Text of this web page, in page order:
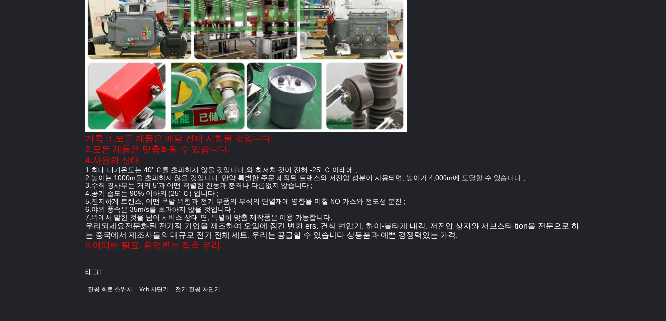
기록 :1.모든 제품은 배달 전에 시험될 것입니다.
2.모든 제품은 맞춤화될 수 있습니다.
4.사용의 상태
1.최대 대기온도는 40' Ｃ를 초과하지 않을 것입니다,와 최저치 것이 전혀 -25' Ｃ 아래에 ;
2.높이는 1000m을 초과하지 않을 것입니다. 만약 특별한 주문 제작된 트랜스와 저전압 성분이 사용되면, 높이가 4,000m에 도달할 수 있습니다 ;
3.수직 경사부는 거의 5'과 어떤 격렬한 진동과 충격나 다름없지 않습니다 ;
4.공기 습도는 90% 이하의 (25' Ｃ) 입니다 ;
5.진지하게 트랜스, 어떤 폭발 위험과 전기 부품의 부식의 단열재에 영향을 미칠 NO 가스와 전도성 분진 ;
6.야외 풍속은 35m/s를 초과하지 않을 것입니다 ;
7.위에서 말한 것을 넘어 서비스 상태 면, 특별히 맞춤 제작품은 이용 가능합니다.
우리 되세요전문화된 전기적 기업을 제조하여 오일에 잠긴 변환 ers, 건식 변압기, 하이-볼타게 내각, 저전압 상자와 서브스타 tion을 전문으로 하
는 중국에서 제조사들의 대규모 전기 전체 세트. 우리는 공급할 수 있습니다 상등품과 예쁜 경쟁력있는 가격.
8.어떠한 필요, 환영받는 접촉 우리.
태그:
진공 회로 스위치 Vcb 차단기 전기 진공 차단기